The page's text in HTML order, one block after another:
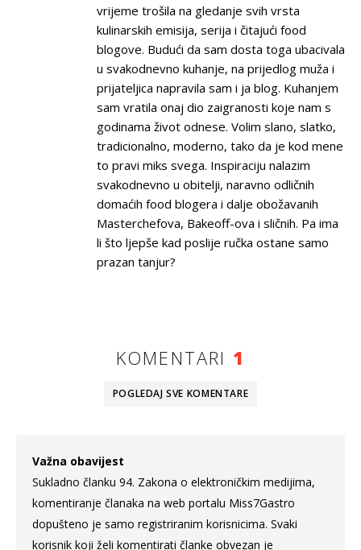
vrijeme trošila na gledanje svih vrsta
kulinarskih emisija, serija i čitajući food
blogove. Budući da sam dosta toga ubacivala
u svakodnevno kuhanje, na prijedlog muža i
prijateljica napravila sam i ja blog. Kuhanjem
sam vratila onaj dio zaigranosti koje nam s
godinama život odnese. Volim slano, slatko,
tradicionalno, moderno, tako da je kod mene
to pravi miks svega. Inspiraciju nalazim
svakodnevno u obitelji, naravno odličnih
domaćih food blogera i dalje obožavanih
Masterchefova, Bakeoff-ova i sličnih. Pa ima
li što ljepše kad poslije ručka ostane samo
prazan tanjur?
KOMENTARI 1
POGLEDAJ SVE KOMENTARE
Važna obavijest
Sukladno članku 94. Zakona o elektroničkim medijima,
komentiranje članaka na web portalu Miss7Gastro
dopušteno je samo registriranim korisnicima. Svaki
korisnik koji želi komentirati članke obvezan je